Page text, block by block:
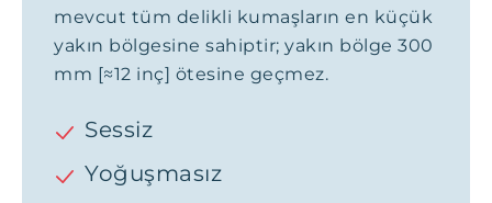
mevcut tüm delikli kumaşların en küçük
yakın bölgesine sahiptir; yakın bölge 300
mm [≈12 inç] ötesine geçmez.
Sessiz
Yoğuşmasız